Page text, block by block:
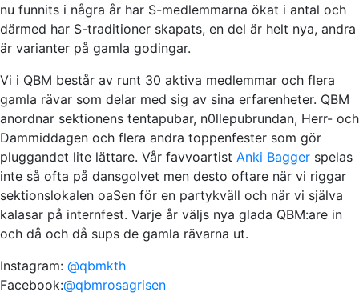
nu funnits i några år har S-medlemmarna ökat i antal och
därmed har S-traditioner skapats, en del är helt nya, andra
är varianter på gamla godingar.
Vi i QBM består av runt 30 aktiva medlemmar och flera
gamla rävar som delar med sig av sina erfarenheter. QBM
anordnar sektionens tentapubar, n0llepubrundan, Herr- och
Dammiddagen och flera andra toppenfester som gör
pluggandet lite lättare. Vår favvoartist Anki Bagger spelas
inte så ofta på dansgolvet men desto oftare när vi riggar
sektionslokalen oaSen för en partykväll och när vi själva
kalasar på internfest. Varje år väljs nya glada QBM:are in
och då och då sups de gamla rävarna ut.
Instagram: @qbmkth
Facebook:@qbmrosagrisen